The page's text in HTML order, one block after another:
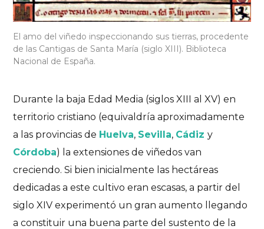
El amo del viñedo inspeccionando sus tierras, procedente
de las Cantigas de Santa María (siglo XIII). Biblioteca
Nacional de España.
Durante la baja Edad Media (siglos XIII al XV)en
territorio cristiano (equivaldría aproximadamente
a las provincias de Huelva, Sevilla, Cádiz y
Córdoba) la extensiones de viñedos van
creciendo. Si bien inicialmente las hectáreas
dedicadas a este cultivo eran escasas, a partir del
siglo XIV experimentó un gran aumento llegando
a constituir una buena parte del sustento de la